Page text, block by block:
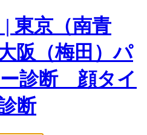
東京（南青
阪（梅田）パ
診断 顔タイ
断